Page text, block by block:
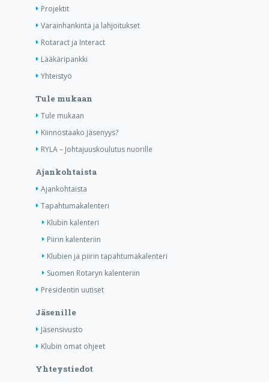
Projektit
Varainhankinta ja lahjoitukset
Rotaract ja Interact
Lääkäripankki
Yhteistyö
Tule mukaan
Tule mukaan
Kiinnostaako jäsenyys?
RYLA – Johtajuuskoulutus nuorille
Ajankohtaista
Ajankohtaista
Tapahtumakalenteri
Klubin kalenteri
Piirin kalenteriin
Klubien ja piirin tapahtumakalenteri
Suomen Rotaryn kalenteriin
Presidentin uutiset
Jäsenille
Jäsensivusto
Klubin omat ohjeet
Yhteystiedot